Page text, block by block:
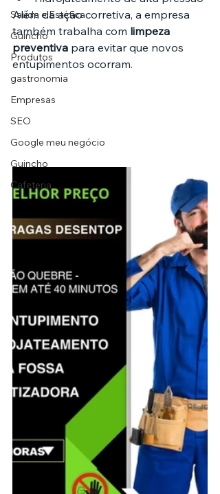
Saúde e Estética
Guincho
Produtos
gastronomia
Empresas
SEO
Google meu negócio
Guincho
Cafeteria
Além da ação corretiva, a empresa
também trabalha com limpeza
preventiva para evitar que novos
entupimentos ocorram.